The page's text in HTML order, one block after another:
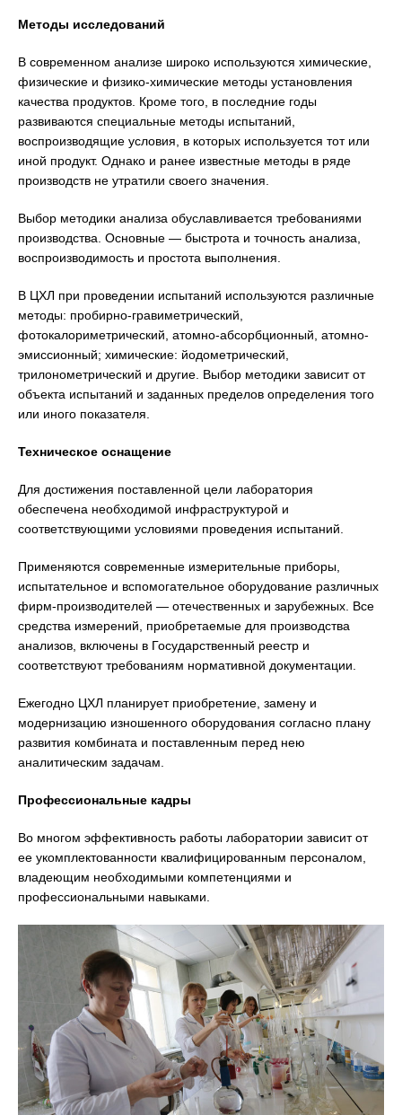
Методы исследований
В современном анализе широко используются химические,
физические и физико-химические методы установления
качества продуктов. Кроме того, в последние годы
развиваются специальные методы испытаний,
воспроизводящие условия, в которых используется тот или
иной продукт. Однако и ранее известные методы в ряде
производств не утратили своего значения.
Выбор методики анализа обуславливается требованиями
производства. Основные — быстрота и точность анализа,
воспроизводимость и простота выполнения.
В ЦХЛ при проведении испытаний используются различные
методы: пробирно-гравиметрический,
фотокалориметрический, атомно-абсорбционный, атомно-
эмиссионный; химические: йодометрический,
трилонометрический и другие. Выбор методики зависит от
объекта испытаний и заданных пределов определения того
или иного показателя.
Техническое оснащение
Для достижения поставленной цели лаборатория
обеспечена необходимой инфраструктурой и
соответствующими условиями проведения испытаний.
Применяются современные измерительные приборы,
испытательное и вспомогательное оборудование различных
фирм-производителей — отечественных и зарубежных. Все
средства измерений, приобретаемые для производства
анализов, включены в Государственный реестр и
соответствуют требованиям нормативной документации.
Ежегодно ЦХЛ планирует приобретение, замену и
модернизацию изношенного оборудования согласно плану
развития комбината и поставленным перед нею
аналитическим задачам.
Профессиональные кадры
Во многом эффективность работы лаборатории зависит от
ее укомплектованности квалифицированным персоналом,
владеющим необходимыми компетенциями и
профессиональными навыками.